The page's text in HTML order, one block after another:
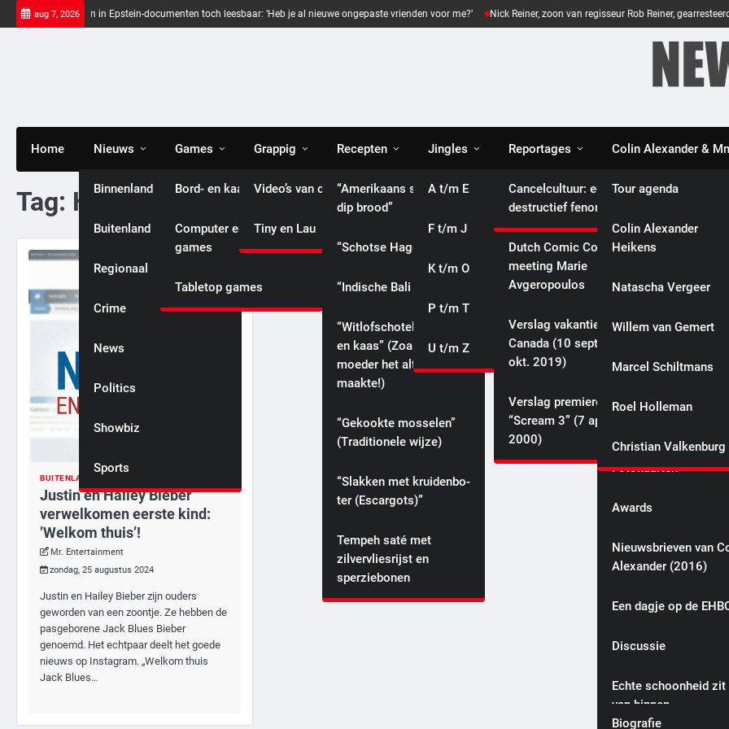
Skip
to
aug 7, 2026
Zwarte balken in Epstein-documenten toch leesbaar: ‘Heb je al nieuwe ongepaste vrienden voor me?’ Nick Reiner, zoon van regisseur Rob Reiner, gearresteerd
Home Nieuws
Binnenland
Buitenland
Regionaal
International
Crime
News
Politics
Showbiz
Sports
Entertainment
Misdaad
Politiek
Sport
Games
Bord- en kaartspellen
Computer en console
games
Tabletop games
Grappig
Video’s van celebrities
Tiny en Lau
Recepten
“Amerikaans spinazie
dip brood”
“Schotse Haggis”
“Indische Bali Ikan”
“Witlofschotel met ham
en kaas” (Zoals mijn
moeder het altijd
maakte!)
“Gekookte mosselen”
(Traditionele wijze)
“Slak­ken met krui­den­bo­
ter (Escargots)”
Tempeh saté met
zilvervliesrijst en
sperziebonen
Jingles
A t/m E
F t/m J
K t/m O
P t/m T
U t/m Z
Reportages
Eveline gaat diep:
culturele reportages
Cancelcultuur: een
destructief fenomeen
Dutch Comic Con 2019:
meeting Marie
Avgeropoulos
Verslag vakantie
Canada (10 sept. – 5
okt. 2019)
Verslag premiere
“Scream 3” (7 april
2000)
Colin Alexander &
Tour agenda
Biografieën
Colin Alexander
Heikens
Natascha Vergeer
Willem van Gemert
Marcel Schiltmans
Roel Holleman
Christian Valkenburg
Fotokaarten
Awards
Nieuwsbrieven van
Alexander (2016)
Colin’s
Een dagje op de
Discussie
Echte schoonheid zit
van binnen
boeken voor uw feest
Mike & Colin
Biografie
Tag: Haley Bieber
BUITENLAND
Justin en Hailey Bieber
verwelkomen eerste kind:
’Welkom thuis’!
Mr. Entertainment
zondag, 25 augustus 2024
Justin en Hailey Bieber zijn ouders
geworden van een zoontje. Ze hebben de
pasgeborene Jack Blues Bieber
genoemd. Het echtpaar deelt het goede
nieuws op Instagram. „Welkom thuis
Jack Blues…
INTERNATIONAL POLITICS
with retaliatory tariffs if Trump starts a
trade war!
Mr. Entertainment